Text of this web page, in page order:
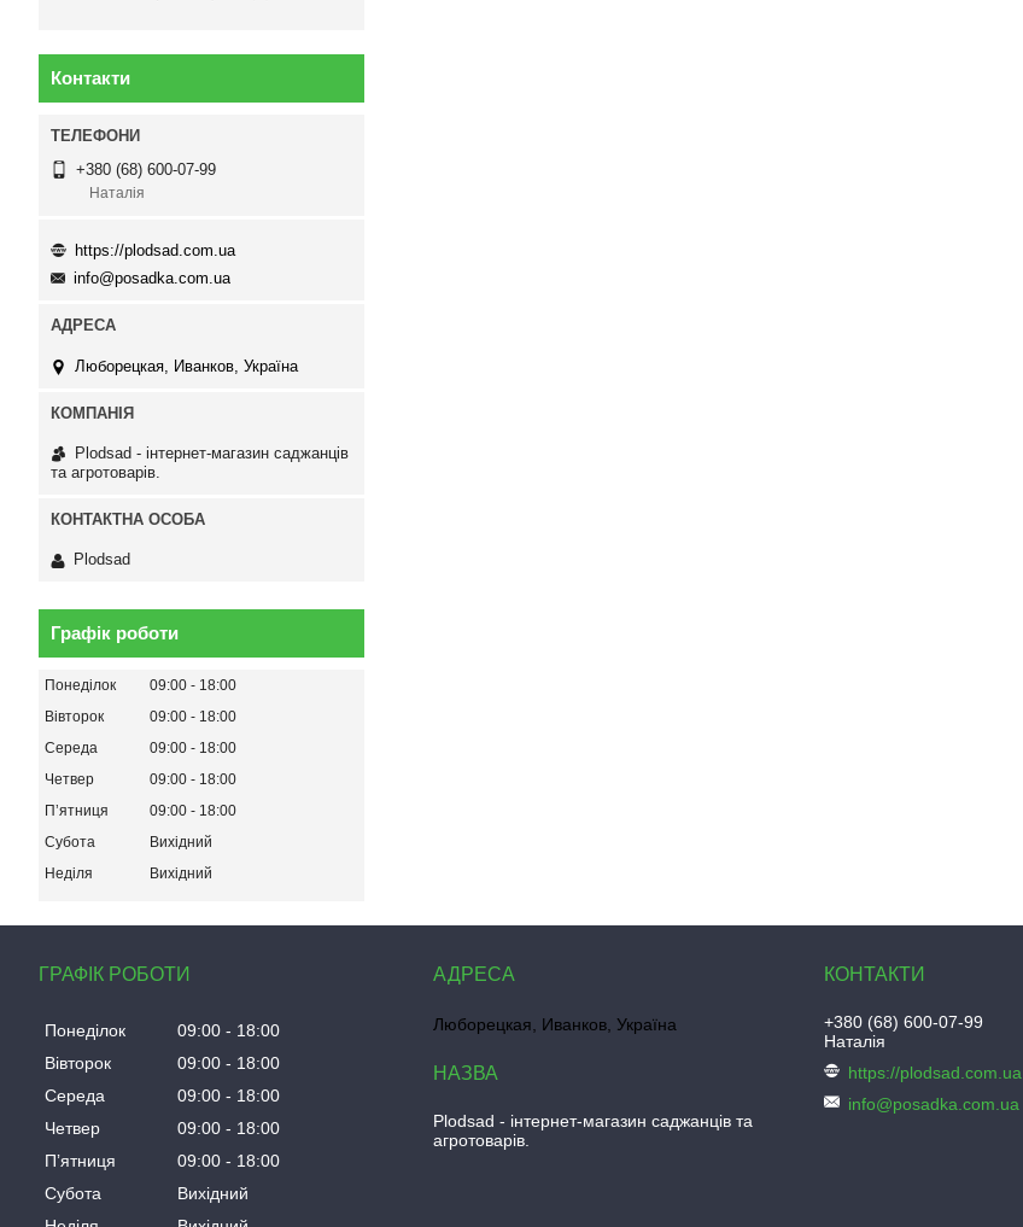
Контакти
+380 (68) 600-07-99
Наталія
https://plodsad.com.ua
info@posadka.com.ua
Люборецкая, Иванков, Україна
Plodsad - інтернет-магазин саджанців
та агротоварів.
Plodsad
Графік роботи
Понеділок 09:00
18:00
Вівторок
09:00
18:00
Середа
09:00
18:00
Четвер
09:00
18:00
Пʼятниця
09:00
18:00
Субота
Вихідний
Неділя
Вихідний
ГРАФІК РОБОТИ
Понеділок 09:00
18:00
Вівторок
09:00
18:00
Середа
09:00
18:00
Четвер
09:00
18:00
Пʼятниця
09:00
18:00
Субота
Вихідний
Люборецкая, Иванков, Україна
Plodsad - інтернет-магазин саджанців та
агротоварів.
+380 (68) 600-07-99
Наталія
https://plodsad.com.ua
info@posadka.com.ua